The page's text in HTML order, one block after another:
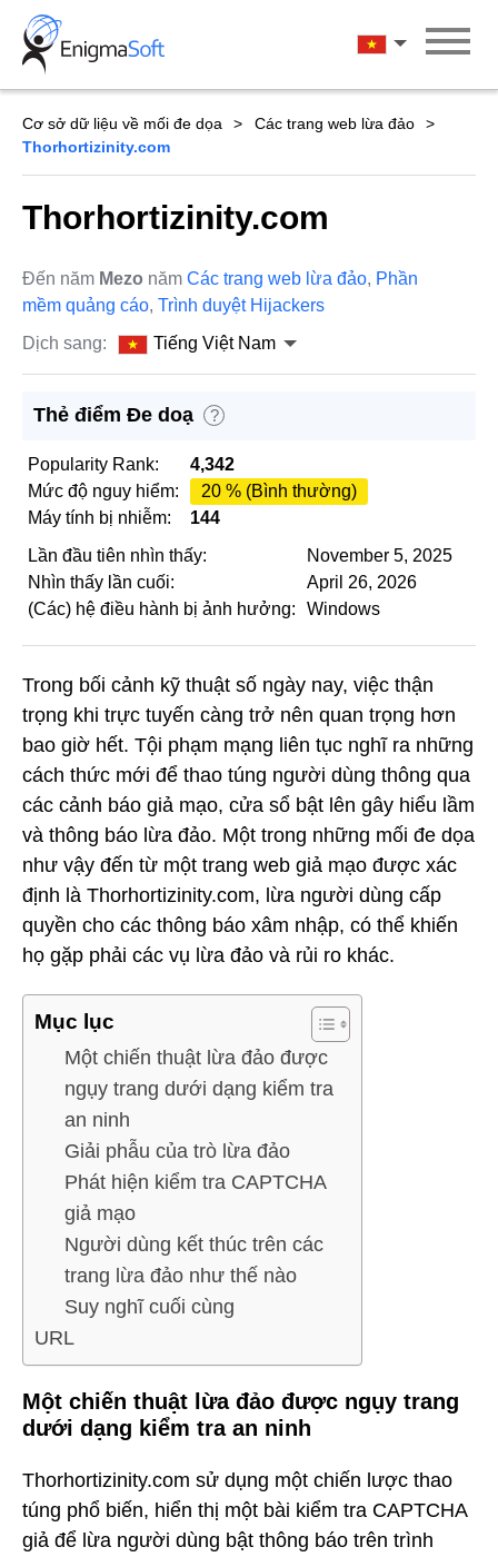
Skip
content
Tiếng Việt
Cơ sở dữ liệu về mối đe dọa
Các trang web lừa đảo
Thorhortizinity.com
Thorhortizinity.com
Đến năm Mezo năm Các trang web lừa đảo, Phần
mềm quảng cáo, Trình duyệt Hijackers
Dịch sang:
Tiếng Việt Nam
Thẻ điểm Đe doạ ?
Popularity Rank:
4,342
Mức độ nguy hiểm:
20 % (Bình thường)
Máy tính bị nhiễm:
144
Lần đầu tiên nhìn thấy:
November 5, 2025
Nhìn thấy lần cuối:
April 26, 2026
(Các) hệ điều hành bị ảnh hưởng:
Windows
Trong bối cảnh kỹ thuật số ngày nay, việc thận
trọng khi trực tuyến càng trở nên quan trọng hơn
bao giờ hết. Tội phạm mạng liên tục nghĩ ra những
cách thức mới để thao túng người dùng thông qua
các cảnh báo giả mạo, cửa sổ bật lên gây hiểu lầm
và thông báo lừa đảo. Một trong những mối đe dọa
như vậy đến từ một trang web giả mạo được xác
định là Thorhortizinity.com, lừa người dùng cấp
quyền cho các thông báo xâm nhập, có thể khiến
họ gặp phải các vụ lừa đảo và rủi ro khác.
Mục lục
Một chiến thuật lừa đảo được
ngụy trang dưới dạng kiểm tra
an ninh
Giải phẫu của trò lừa đảo
Phát hiện kiểm tra CAPTCHA
giả mạo
Người dùng kết thúc trên các
trang lừa đảo như thế nào
Suy nghĩ cuối cùng
URL
Một chiến thuật lừa đảo được ngụy trang
dưới dạng kiểm tra an ninh
Thorhortizinity.com sử dụng một chiến lược thao
túng phổ biến, hiển thị một bài kiểm tra CAPTCHA
giả để lừa người dùng bật thông báo trên trình